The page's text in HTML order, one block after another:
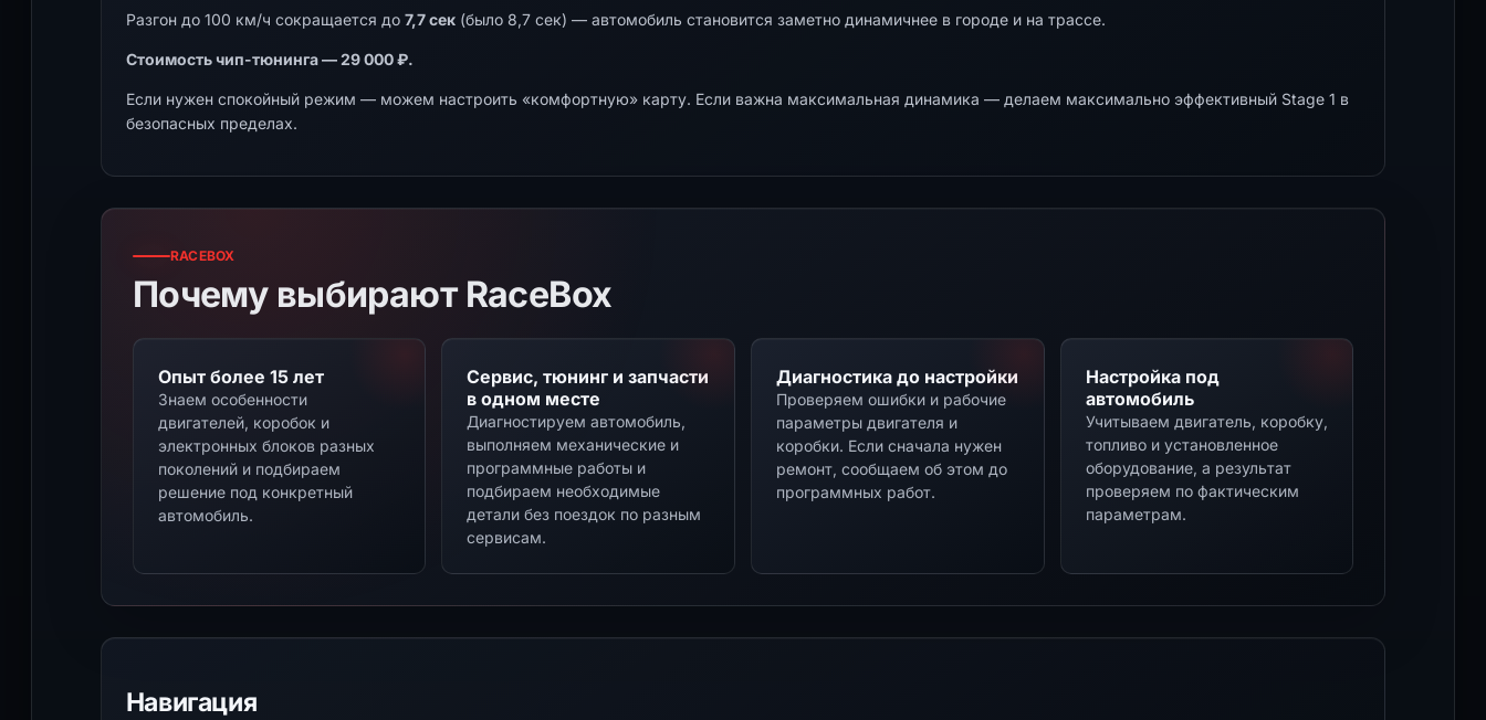
Разгон до 100 км/ч сокращается до 7,7 сек(было 8,7 сек) — автомобиль становится заметно динамичнее в городе и на трассе.
Стоимость чип-тюнинга — 29 000 ₽.
Если нужен спокойный режим — можем настроить «комфортную» карту. Если важна максимальная динамика — делаем максимально эффективный Stage 1 в
безопасных пределах.
RACEBOX
Почему выбирают RaceBox
Опыт более 15 лет
Знаем особенности
двигателей, коробок и
электронных блоков разных
поколений и подбираем
решение под конкретный
автомобиль.
Сервис, тюнинг и запчасти
в одном месте
Диагностируем автомобиль,
выполняем механические и
программные работы и
подбираем необходимые
детали без поездок по разным
сервисам.
Диагностика до настройки
Проверяем ошибки и рабочие
параметры двигателя и
коробки. Если сначала нужен
ремонт, сообщаем об этом до
программных работ.
Настройка под
автомобиль
Учитываем двигатель, коробку,
топливо и установленное
оборудование, а результат
проверяем по фактическим
параметрам.
Навигация